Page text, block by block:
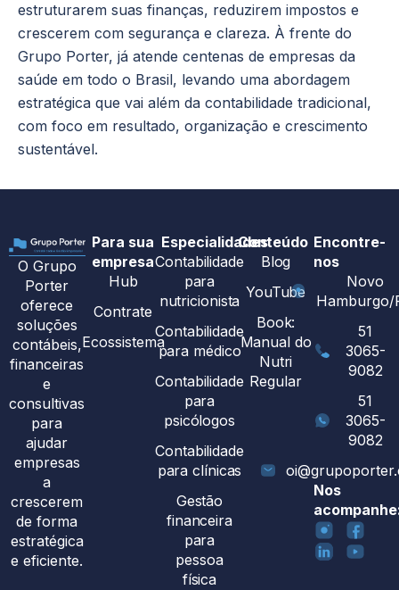
estruturarem suas finanças, reduzirem impostos e
crescerem com segurança e clareza. À frente do
Grupo Porter, já atende centenas de empresas da
saúde em todo o Brasil, levando uma abordagem
estratégica que vai além da contabilidade tradicional,
com foco em resultado, organização e crescimento
sustentável.
O Grupo
Porter
oferece
soluções
contábeis,
financeiras
e
consultivas
para
ajudar
empresas
a
crescerem
de forma
estratégica
e eficiente.
Para sua
empresa
Hub
Contrate
Ecossistema
Especialidades
Contabilidade
para
nutricionista
Contabilidade
para médico
Contabilidade
para
psicólogos
Contabilidade
para clínicas
Gestão
financeira
para
pessoa
física
Conteúdo
Blog
YouTube
Book:
Manual do
Nutri
Regular
Encontre-
nos
Novo
Hamburgo/
51
3065-
9082
51
3065-
9082
Nos